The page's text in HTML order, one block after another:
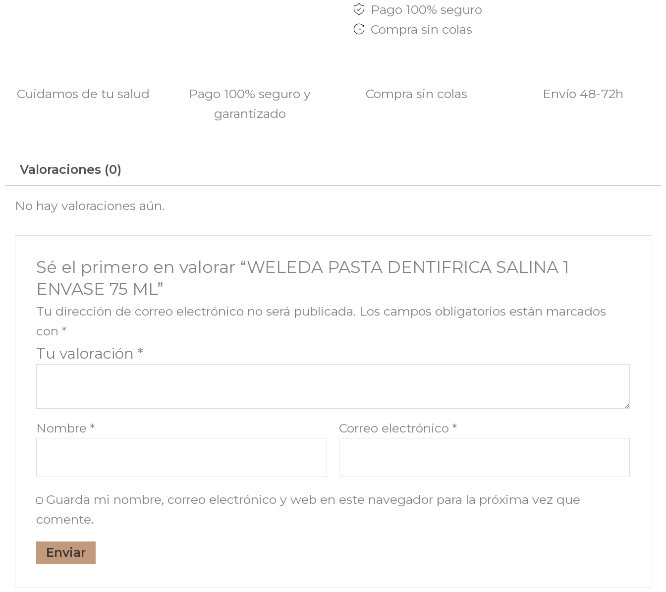
Pago 100% seguro
Compra sin colas
Cuidamos de tu salud
Pago 100% seguro y
garantizado
Compra sin colas Envío 48-72h
Valoraciones (0)
No hay valoraciones aún.
Sé el primero en valorar “WELEDA PASTA DENTIFRICA SALINA 1
ENVASE 75 ML”
Tu dirección de correo electrónico no será publicada. Los campos obligatorios están marcados
con *
Tu valoración *
Nombre * Correo electrónico *
Guarda mi nombre, correo electrónico y web en este navegador para la próxima vez que
comente.